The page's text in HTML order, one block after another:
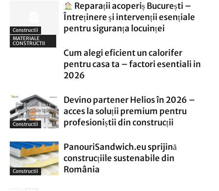
Constructii
Reparații acoperiș București –
Întreținere și intervenții esențiale
pentru siguranța locuinței
MATERIALE
CONSTRUCTII
Cum alegi eficient un calorifer
pentru casa ta – factori esentiali in
2026
Constructii
Devino partener Helios în 2026 –
acces la soluții premium pentru
profesioniștii din construcții
Constructii
PanouriSandwich.eu sprijină
construcțiile sustenabile din
România